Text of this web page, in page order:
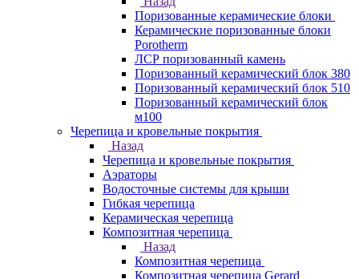
Поризованные керамические блоки
Керамические поризованные блоки
Porotherm
ЛСР поризованный камень
Поризованный керамический блок 380
Поризованный керамический блок 510
Поризованный керамический блок
м100
Черепица и кровельные покрытия
Назад
Черепица и кровельные покрытия
Аэраторы
Водосточные системы для крыши
Гибкая черепица
Керамическая черепица
Композитная черепица
Назад
Композитная черепица
Композитная черепица Gerard